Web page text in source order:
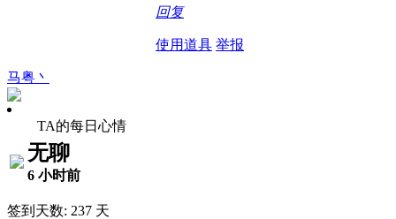
回复
使用道具 举报
马粤丶
TA的每日心情
无聊
6 小时前
签到天数: 237 天